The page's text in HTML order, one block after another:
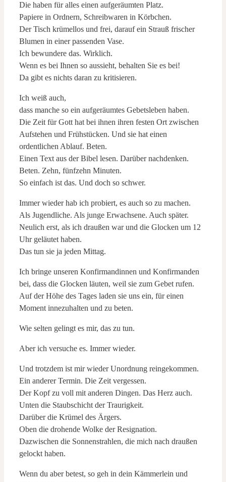
Die haben für alles einen aufgeräumten Platz.
Papiere in Ordnern, Schreibwaren in Körbchen.
Der Tisch krümellos und frei, darauf ein Strauß frischer
Blumen in einer passenden Vase.
Ich bewundere das. Wirklich.
Wenn es bei Ihnen so aussieht, behalten Sie es bei!
Da gibt es nichts daran zu kritisieren.
Ich weiß auch,
dass manche so ein aufgeräumtes Gebetsleben haben.
Die Zeit für Gott hat bei ihnen ihren festen Ort zwischen
Aufstehen und Frühstücken. Und sie hat einen
ordentlichen Ablauf. Beten.
Einen Text aus der Bibel lesen. Darüber nachdenken.
Beten. Zehn, fünfzehn Minuten.
So einfach ist das. Und doch so schwer.
Immer wieder hab ich probiert, es auch so zu machen.
Als Jugendliche. Als junge Erwachsene. Auch später.
Neulich erst, als ich draußen war und die Glocken um 12
Uhr geläutet haben.
Das tun sie ja jeden Mittag.
Ich bringe unseren Konfirmandinnen und Konfirmanden
bei, dass die Glocken läuten, weil sie zum Gebet rufen.
Auf der Höhe des Tages laden sie uns ein, für einen
Moment innezuhalten und zu beten.
Wie selten gelingt es mir, das zu tun.
Aber ich versuche es. Immer wieder.
Und trotzdem ist mir wieder Unordnung reingekommen.
Ein anderer Termin. Die Zeit vergessen.
Der Kopf zu voll mit anderen Dingen. Das Herz auch.
Unten die Staubschicht der Traurigkeit.
Darüber die Krümel des Ärgers.
Oben die drohende Wolke der Resignation.
Dazwischen die Sonnenstrahlen, die mich nach draußen
gelockt haben.
Wenn du aber betest, so geh in dein Kämmerlein und